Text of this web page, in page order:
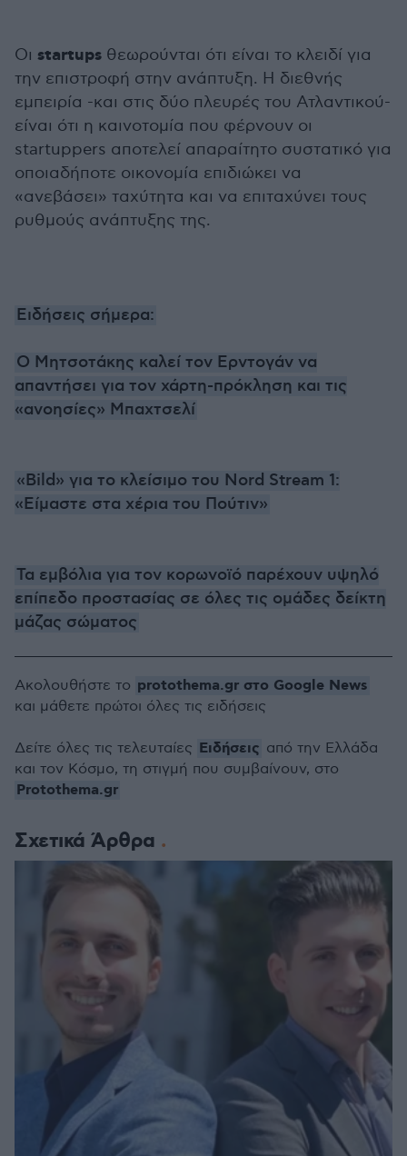
Οι startups θεωρούνται ότι είναι το κλειδί για
την επιστροφή στην ανάπτυξη. Η διεθνής
εμπειρία -και στις δύο πλευρές του Ατλαντικού-
είναι ότι η καινοτομία που φέρνουν οι
startuppers αποτελεί απαραίτητο συστατικό για
οποιαδήποτε οικονομία επιδιώκει να
«ανεβάσει» ταχύτητα και να επιταχύνει τους
ρυθμούς ανάπτυξης της.
Ειδήσεις σήμερα:
Ο Μητσοτάκης καλεί τον Ερντογάν να
απαντήσει για τον χάρτη-πρόκληση και τις
«ανοησίες» Μπαχτσελί
«Bild» για το κλείσιμο του Nord Stream 1:
«Είμαστε στα χέρια του Πούτιν»
Τα εμβόλια για τον κορωνοϊό παρέχουν υψηλό
επίπεδο προστασίας σε όλες τις ομάδες δείκτη
μάζας σώματος
Σχετικά Άρθρα
Ακολουθήστε το protothema.gr στο Google News
και μάθετε πρώτοι όλες τις ειδήσεις
Δείτε όλες τις τελευταίες Ειδήσεις από την Ελλάδα
και τον Κόσμο, τη στιγμή που συμβαίνουν, στο
Protothema.gr